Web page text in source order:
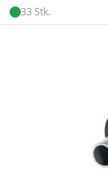
33 Stk.